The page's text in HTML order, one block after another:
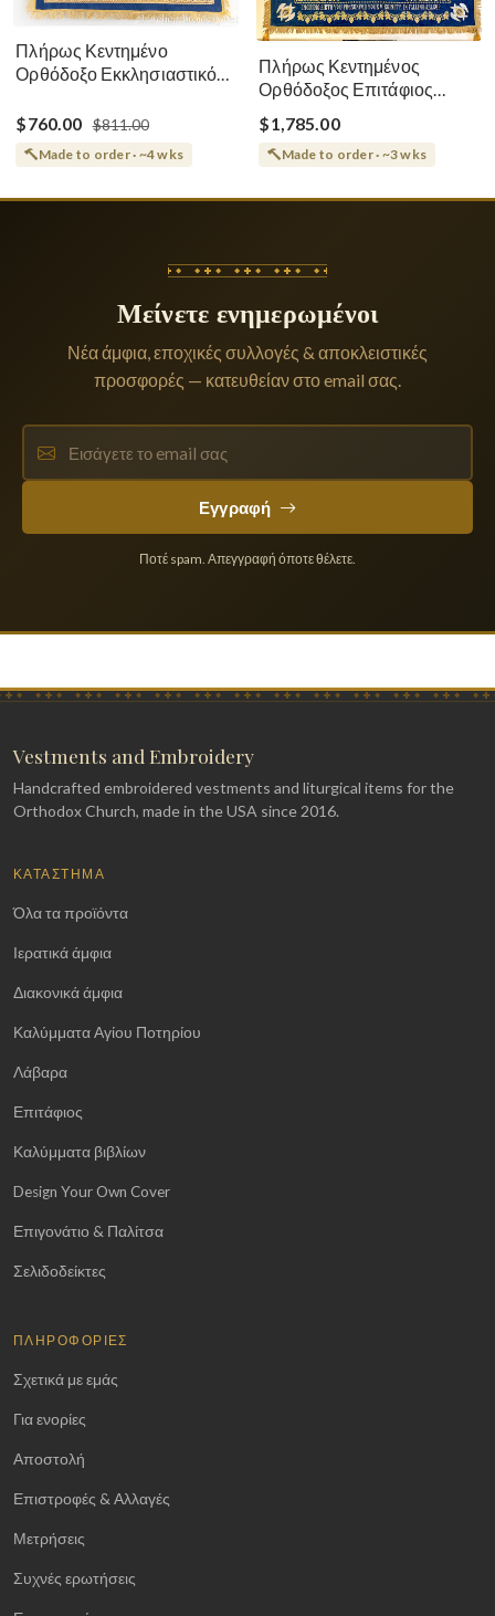
Πλήρως Κεντημένο
Ορθόδοξο Εκκλησιαστικό
Θεοτόκου
$760.00 $811.00
Made to order · ~4 wks
Πλήρως Κεντημένος
Ορθόδοξος Επιτάφιος
Κοίμησης
$1,785.00
Made to order · ~3 wks
Μείνετε ενημερωμένοι
Νέα άμφια, εποχικές συλλογές & αποκλειστικές
προσφορές — κατευθείαν στο email σας.
Εγγραφή
Ποτέ spam. Απεγγραφή όποτε θέλετε.
Vestments and Embroidery
Handcrafted embroidered vestments and liturgical items for the
Orthodox Church, made in the USA since 2016.
ΚΑΤΆΣΤΗΜΑ
Όλα τα προϊόντα
Ιερατικά άμφια
Διακονικά άμφια
Καλύμματα Αγίου Ποτηρίου
Λάβαρα
Επιτάφιος
Καλύμματα βιβλίων
Design Your Own Cover
Επιγονάτιο & Παλίτσα
Σελιδοδείκτες
ΠΛΗΡΟΦΟΡΊΕΣ
Σχετικά με εμάς
Για ενορίες
Αποστολή
Επιστροφές & Αλλαγές
Μετρήσεις
Συχνές ερωτήσεις